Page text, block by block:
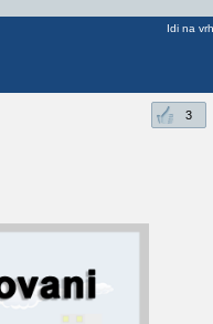
Idi na vrh
3